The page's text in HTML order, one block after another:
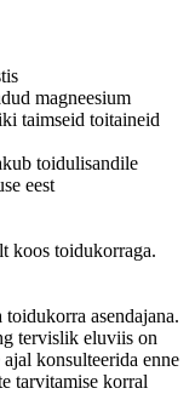
magneesium
taimseid toitaineid
toidulisandile
eest
koos toidukorraga.
asendajana.
tervislik eluviis on
konsulteerida enne
tarvitamise korral